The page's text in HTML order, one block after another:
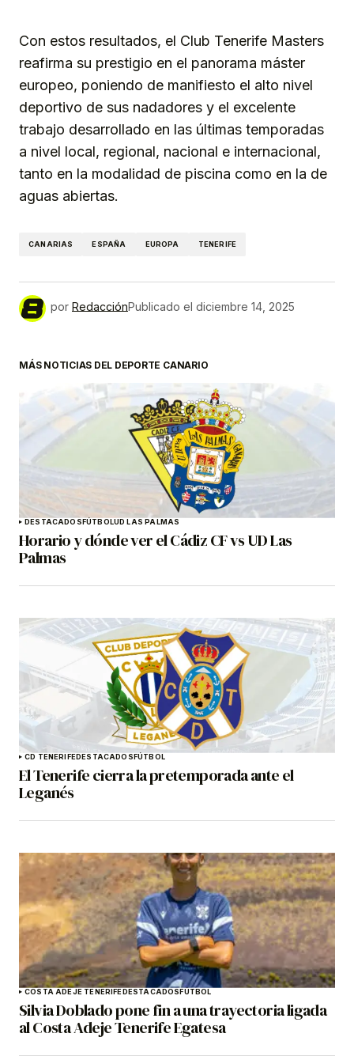
Con estos resultados, el Club Tenerife Masters
reafirma su prestigio en el panorama máster
europeo, poniendo de manifiesto el alto nivel
deportivo de sus nadadores y el excelente
trabajo desarrollado en las últimas temporadas
a nivel local, regional, nacional e internacional,
tanto en la modalidad de piscina como en la de
aguas abiertas.
CANARIAS ESPAÑA EUROPA TENERIFE
por RedacciónPublicado el diciembre 14, 2025
MÁS NOTICIAS DEL DEPORTE CANARIO
DESTACADOSFÚTBOLUD LAS PALMAS
Horario y dónde ver el Cádiz CF vs UD Las
Palmas
CD TENERIFEDESTACADOSFÚTBOL
El Tenerife cierra la pretemporada ante el
Leganés
COSTA ADEJE TENERIFEDESTACADOSFÚTBOL
Silvia Doblado pone fin a una trayectoria ligada
al Costa Adeje Tenerife Egatesa